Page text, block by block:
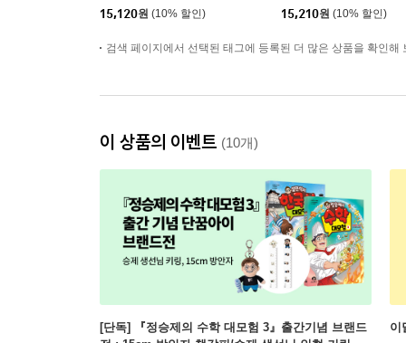
15,120원 (10% 할인)
15,210원 (10% 할인)
검색 페이지에서 선택된 태그에 등록된 더 많은 상품을 확인해
이 상품의 이벤트 (10개)
[단독] 『정승제의 수학 대모험 3』출간기념 브랜드
이